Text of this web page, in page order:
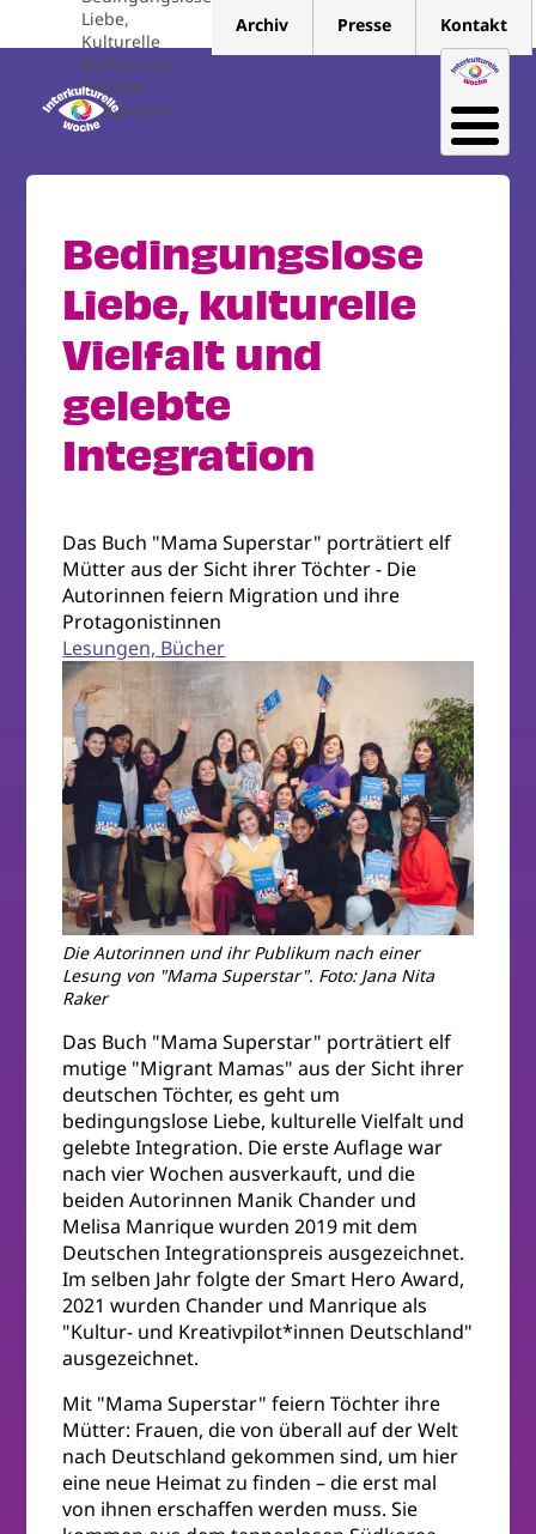
Liebe,
Kulturelle
Vielfalt und
Gelebte
Integration
Archiv Presse Kontakt
Bedingungslose
Liebe, kulturelle
Vielfalt und
gelebte
Integration
Das Buch "Mama Superstar" porträtiert elf
Mütter aus der Sicht ihrer Töchter - Die
Autorinnen feiern Migration und ihre
Protagonistinnen
Lesungen, Bücher
Die Autorinnen und ihr Publikum nach einer
Lesung von "Mama Superstar". Foto: Jana Nita
Raker
Das Buch "Mama Superstar" porträtiert elf
mutige "Migrant Mamas" aus der Sicht ihrer
deutschen Töchter, es geht um
bedingungslose Liebe, kulturelle Vielfalt und
gelebte Integration. Die erste Auflage war
nach vier Wochen ausverkauft, und die
beiden Autorinnen Manik Chander und
Melisa Manrique wurden 2019 mit dem
Deutschen Integrationspreis ausgezeichnet.
Im selben Jahr folgte der Smart Hero Award,
2021 wurden Chander und Manrique als
"Kultur- und Kreativpilot*innen Deutschland"
ausgezeichnet.
Mit "Mama Superstar" feiern Töchter ihre
Mütter: Frauen, die von überall auf der Welt
nach Deutschland gekommen sind, um hier
eine neue Heimat zu finden – die erst mal
von ihnen erschaffen werden muss. Sie